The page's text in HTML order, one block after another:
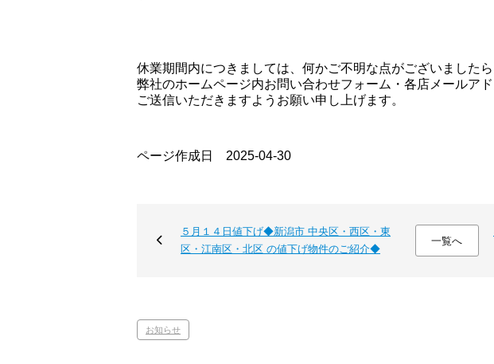
休業期間内につきましては、何かご不明な点がございましたら
弊社のホームページ内お問い合わせフォーム・各店メールア
ご送信いただきますようお願い申し上げます。
ページ作成日 2025-04-30
５月１４日値下げ◆新潟市 中央区・西区・東
区・江南区・北区 の値下げ物件のご紹介◆
一覧へ
お知らせ